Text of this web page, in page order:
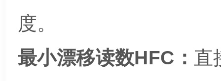
度。
最小漂移读数HFC： 直